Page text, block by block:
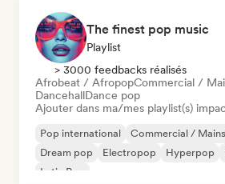
The finest pop music
Playlist
> 3000 feedbacks réalisés
Afrobeat / AfropopCommercial /
DancehallDance pop
Ajouter dans ma/mes playlist(s)
Pop international Commercial /
Dream pop
Electropop Hyperpop
Latin Pop